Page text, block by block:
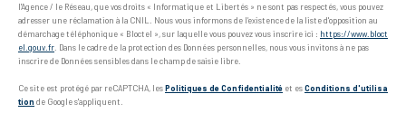
l'Agence / le Réseau, que vos droits « Informatique et Libertés » ne sont pas respectés, vous pouvez
adresser une réclamation à la CNIL. Nous vous informons de l’existence de la liste d'opposition au
démarchage téléphonique « Bloctel », sur laquelle vous pouvez vous inscrire ici : https://www.bloct
el.gouv.fr . Dans le cadre de la protection des Données personnelles, nous vous invitons à ne pas
inscrire de Données sensibles dans le champ de saisie libre.
Ce site est protégé par reCAPTCHA, lesPolitiques de Confidentialité et esConditions d'utilisa
tion de Google s'appliquent.